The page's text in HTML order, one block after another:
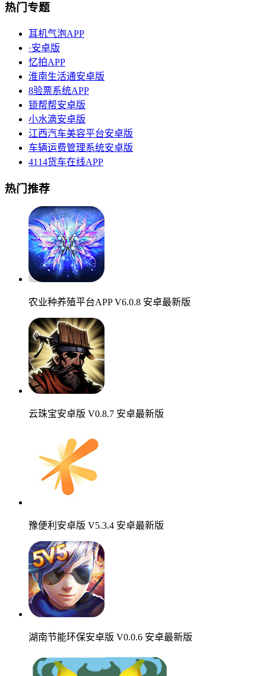
热门专题
耳机气泡APP
·安卓版
忆拍APP
淮南生活通安卓版
8验票系统APP
锁帮帮安卓版
小水滴安卓版
江西汽车美容平台安卓版
车辆运费管理系统安卓版
4114货车在线APP
热门推荐
农业种养殖平台APP V6.0.8 安卓最新版
云珠宝安卓版 V0.8.7 安卓最新版
豫便利安卓版 V5.3.4 安卓最新版
湖南节能环保安卓版 V0.0.6 安卓最新版